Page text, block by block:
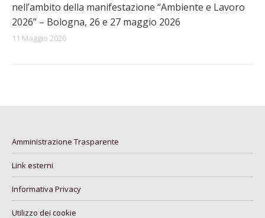
nell’ambito della manifestazione “Ambiente e Lavoro
2026” – Bologna, 26 e 27 maggio 2026
11 Maggio 2026
Amministrazione Trasparente
Link esterni
Informativa Privacy
Utilizzo dei cookie